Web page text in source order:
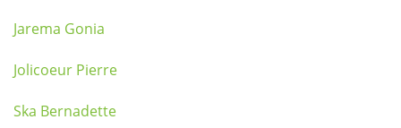
Jarema Gonia
Jolicoeur Pierre
Ska Bernadette